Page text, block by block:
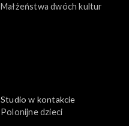
Małżeństwa dwóch kultur
Studio w kontakcie
Polonijne dzieci